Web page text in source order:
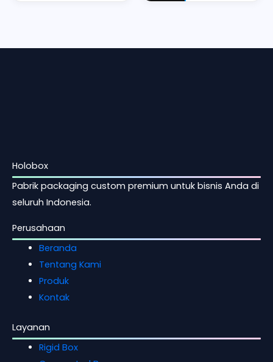
Holobox
Pabrik packaging custom premium untuk bisnis Anda di
seluruh Indonesia.
Perusahaan
Beranda
Tentang Kami
Produk
Kontak
Layanan
Rigid Box